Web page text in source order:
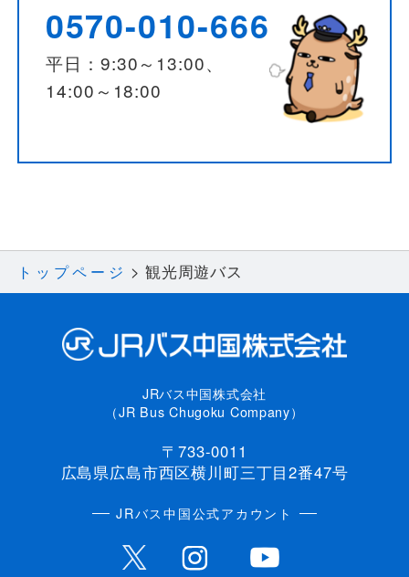
0570-010-666
平日：9:30～13:00、
14:00～18:00
トップページ 観光周遊バス
JRバス中国株式会社
（JR Bus Chugoku Company）
〒733-0011
広島県広島市西区横川町三丁目2番47号
JRバス中国公式アカウント